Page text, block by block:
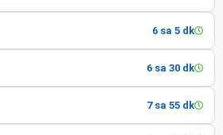
6 sa 5 dk
6 sa 30 dk
7 sa 55 dk